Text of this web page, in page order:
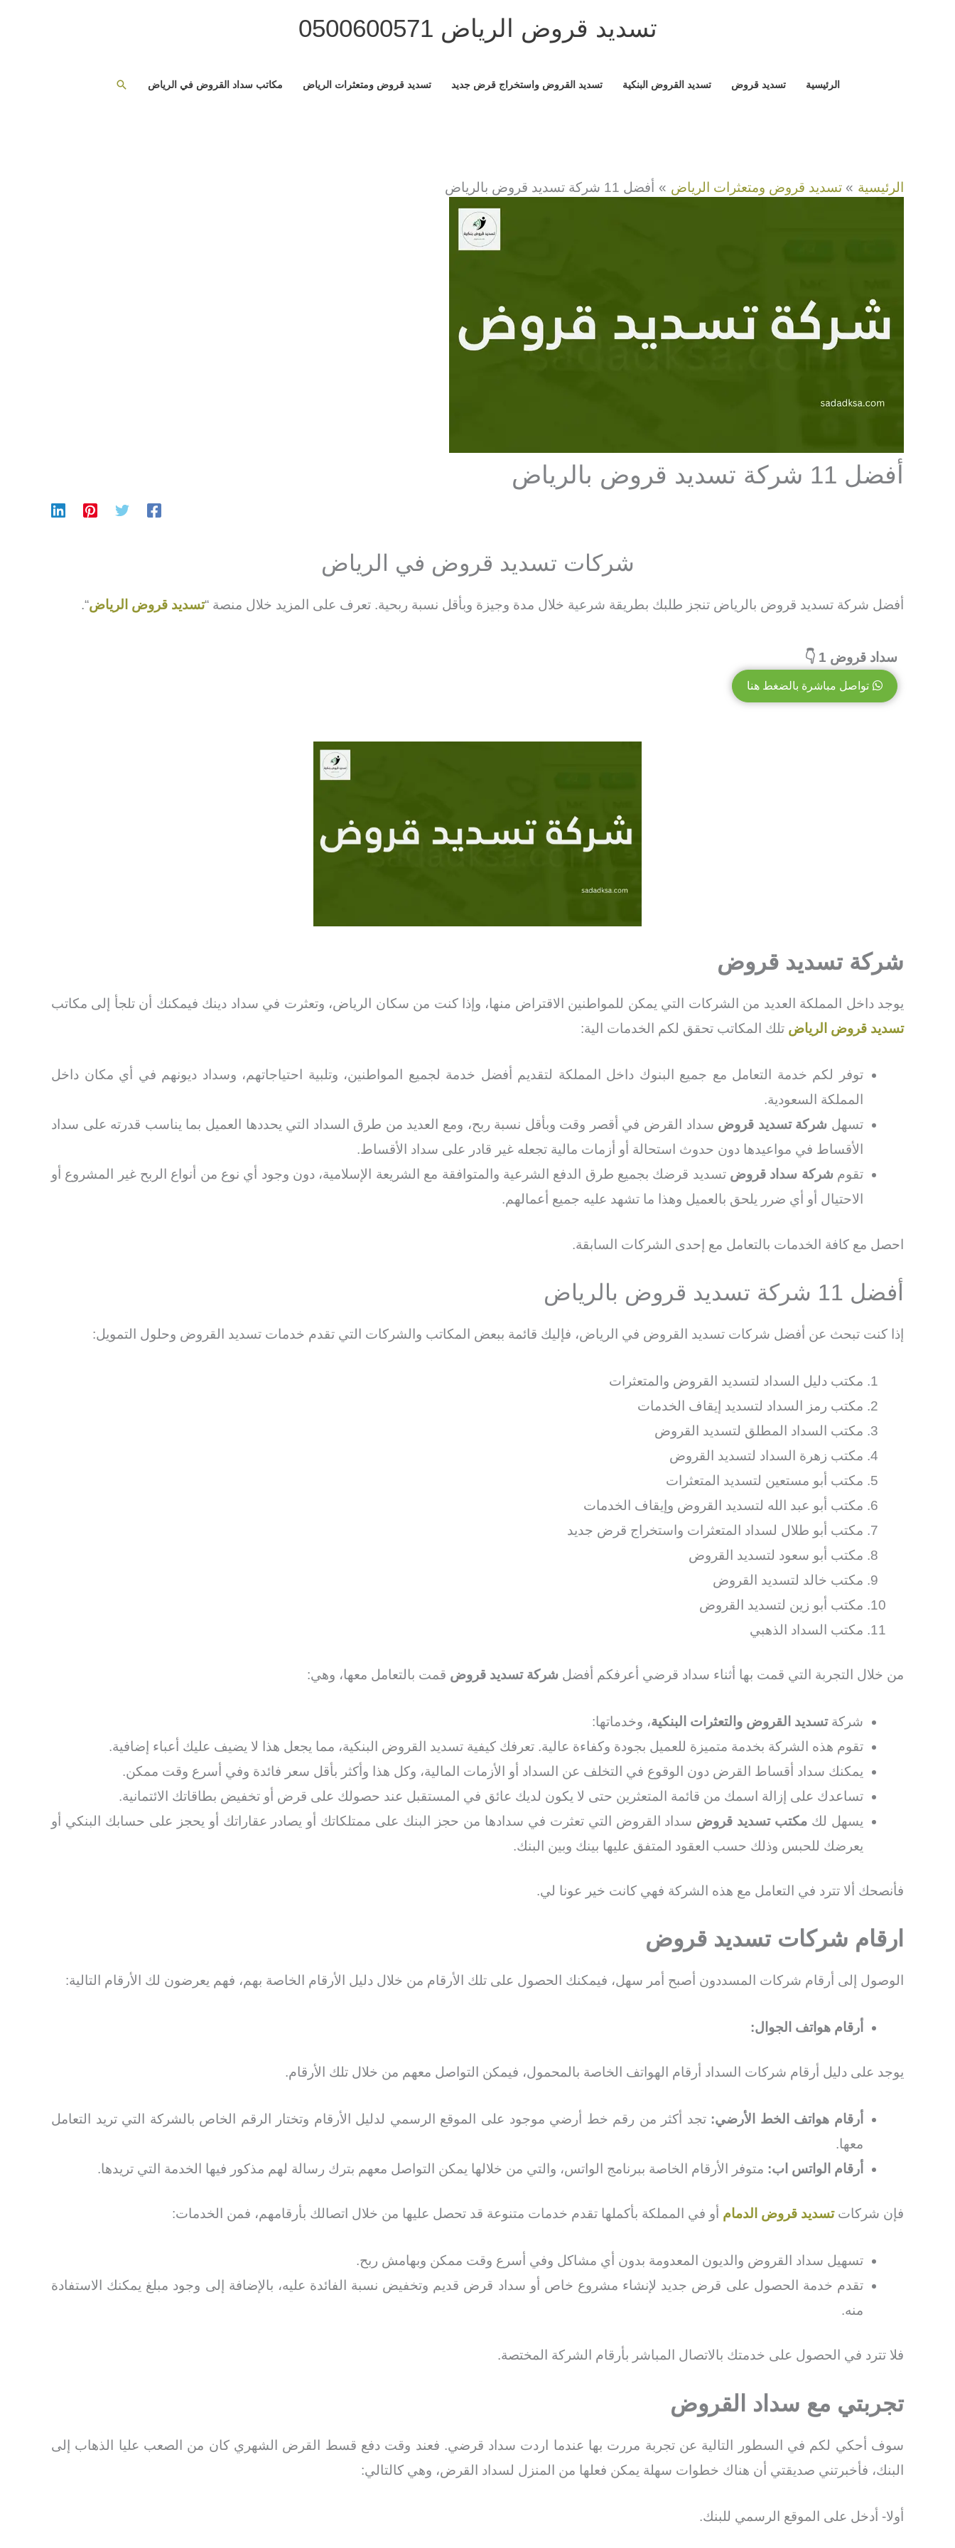
تسديد قروض الرياض 0500600571
الرئيسية تسديد قروض تسديد القروض البنكية تسديد القروض واستخراج قرض جديد تسديد قروض ومتعثرات الرياض مكاتب سداد القروض في الرياض البحث
الرئيسية تسديد قروض ومتعثرات الرياض أفضل 11 شركة تسديد قروض بالرياض
أفضل 11 شركة تسديد قروض بالرياض
شركات تسديد قروض في الرياض
أفضل شركة تسديد قروض بالرياض تنجز طلبك بطريقة شرعية خلال مدة وجيزة وبأقل نسبة ربحية. تعرف على المزيد خلال منصة “تسديد قروض الرياض“.
سداد قروض 1 👇
تواصل مباشرة بالضغط هنا
شركة تسديد قروض
يوجد داخل المملكة العديد من الشركات التي يمكن للمواطنين الاقتراض منها، وإذا كنت من سكان الرياض، وتعثرت في سداد دينك فيمكنك أن تلجأ إلى مكاتب
تسديد قروض الرياض تلك المكاتب تحقق لكم الخدمات الية:
توفر لكم خدمة التعامل مع جميع البنوك داخل المملكة لتقديم أفضل خدمة لجميع المواطنين، وتلبية احتياجاتهم، وسداد ديونهم في أي مكان داخل
المملكة السعودية.
تسهل شركة تسديد قروض سداد القرض في أقصر وقت وبأقل نسبة ربح، ومع العديد من طرق السداد التي يحددها العميل بما يناسب قدرته على سداد
الأقساط في مواعيدها دون حدوث استحالة أو أزمات مالية تجعله غير قادر على سداد الأقساط.
تقوم شركة سداد قروض تسديد قرضك بجميع طرق الدفع الشرعية والمتوافقة مع الشريعة الإسلامية، دون وجود أي نوع من أنواع الربح غير المشروع أو
الاحتيال أو أي ضرر يلحق بالعميل وهذا ما تشهد عليه جميع أعمالهم.
احصل مع كافة الخدمات بالتعامل مع إحدى الشركات السابقة.
أفضل 11 شركة تسديد قروض بالرياض
إذا كنت تبحث عن أفضل شركات تسديد القروض في الرياض، فإليك قائمة ببعض المكاتب والشركات التي تقدم خدمات تسديد القروض وحلول التمويل:
مكتب دليل السداد لتسديد القروض والمتعثرات
مكتب رمز السداد لتسديد إيقاف الخدمات
مكتب السداد المطلق لتسديد القروض
مكتب زهرة السداد لتسديد القروض
مكتب أبو مستعين لتسديد المتعثرات
مكتب أبو عبد الله لتسديد القروض وإيقاف الخدمات
مكتب أبو طلال لسداد المتعثرات واستخراج قرض جديد
مكتب أبو سعود لتسديد القروض
مكتب خالد لتسديد القروض
مكتب أبو زين لتسديد القروض
مكتب السداد الذهبي
من خلال التجربة التي قمت بها أثناء سداد قرضي أعرفكم أفضل شركة تسديد قروض قمت بالتعامل معها، وهي:
شركةتسديد القروض والتعثرات البنكية، وخدماتها:
تقوم هذه الشركة بخدمة متميزة للعميل بجودة وكفاءة عالية. تعرفك كيفية تسديد القروض البنكية، مما يجعل هذا لا يضيف عليك أعباء إضافية.
يمكنك سداد أقساط القرض دون الوقوع في التخلف عن السداد أو الأزمات المالية، وكل هذا وأكثر بأقل سعر فائدة وفي أسرع وقت ممكن.
تساعدك على إزالة اسمك من قائمة المتعثرين حتى لا يكون لديك عائق في المستقبل عند حصولك على قرض أو تخفيض بطاقاتك الائتمانية.
يسهل لك مكتب تسديد قروض سداد القروض التي تعثرت في سدادها من حجز البنك على ممتلكاتك أو يصادر عقاراتك أو يحجز على حسابك البنكي أو
يعرضك للحبس وذلك حسب العقود المتفق عليها بينك وبين البنك.
فأنصحك ألا تترد في التعامل مع هذه الشركة فهي كانت خير عونا لي.
ارقام شركات تسديد قروض
الوصول إلى أرقام شركات المسددون أصبح أمر سهل، فيمكنك الحصول على تلك الأرقام من خلال دليل الأرقام الخاصة بهم، فهم يعرضون لك الأرقام التالية:
أرقام هواتف الجوال:
يوجد على دليل أرقام شركات السداد أرقام الهواتف الخاصة بالمحمول، فيمكن التواصل معهم من خلال تلك الأرقام.
أرقام هواتف الخط الأرضي: تجد أكثر من رقم خط أرضي موجود على الموقع الرسمي لدليل الأرقام وتختار الرقم الخاص بالشركة التي تريد التعامل
معها.
أرقام الواتس اب: متوفر الأرقام الخاصة ببرنامج الواتس، والتي من خلالها يمكن التواصل معهم بترك رسالة لهم مذكور فيها الخدمة التي تريدها.
فإن شركاتتسديد قروض الدمام أو في المملكة بأكملها تقدم خدمات متنوعة قد تحصل عليها من خلال اتصالك بأرقامهم، فمن الخدمات:
تسهيل سداد القروض والديون المعدومة بدون أي مشاكل وفي أسرع وقت ممكن وبهامش ربح.
تقدم خدمة الحصول على قرض جديد لإنشاء مشروع خاص أو سداد قرض قديم وتخفيض نسبة الفائدة عليه، بالإضافة إلى وجود مبلغ يمكنك الاستفادة
منه.
فلا تترد في الحصول على خدمتك بالاتصال المباشر بأرقام الشركة المختصة.
تجربتي مع سداد القروض
سوف أحكي لكم في السطور التالية عن تجربة مررت بها عندما اردت سداد قرضي. فعند وقت دفع قسط القرض الشهري كان من الصعب عليا الذهاب إلى
البنك، فأخبرتني صديقتي أن هناك خطوات سهلة يمكن فعلها من المنزل لسداد القرض، وهي كالتالي:
أولا- أدخل على الموقع الرسمي للبنك.